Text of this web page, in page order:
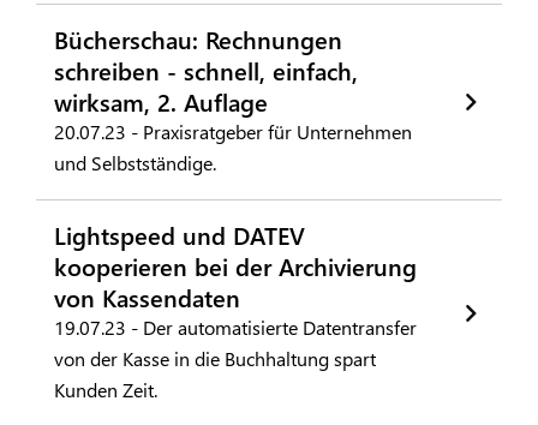
Bücherschau: Rechnungen
schreiben - schnell, einfach,
wirksam, 2. Auflage
20.07.23 - Praxisratgeber für Unternehmen
und Selbstständige.
Lightspeed und DATEV
kooperieren bei der Archivierung
von Kassendaten
19.07.23 - Der automatisierte Datentransfer
von der Kasse in die Buchhaltung spart
Kunden Zeit.